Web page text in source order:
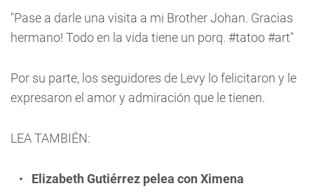
"Pase a darle una visita a mi Brother Johan. Gracias
hermano! Todo en la vida tiene un porq. #tatoo #art"
Por su parte, los seguidores de Levy lo felicitaron y le
expresaron el amor y admiración que le tienen.
LEA TAMBIÉN:
Elizabeth Gutiérrez pelea con Ximena